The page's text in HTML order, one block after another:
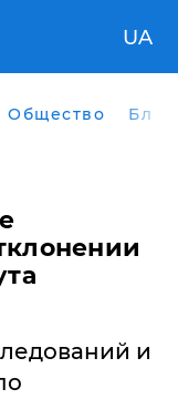
UA
Общество
и